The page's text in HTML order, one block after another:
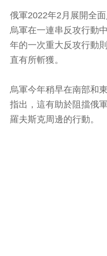
俄軍2022年2月展開全
烏軍在一連串反攻行動
年的一次重大反攻行動
直有所斬獲。
烏軍今年稍早在南部和
指出，這有助於阻擋俄
羅夫斯克周邊的行動。